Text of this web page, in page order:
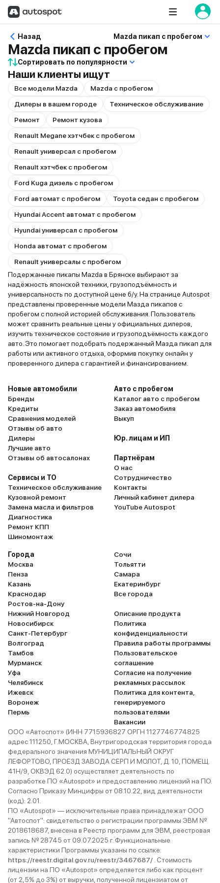
Назад Mazda пикап с пробегом
Mazda пикап с пробегом
Сортировать по популярности
Наши клиенты ищут
Все модели Mazda
Mazda с пробегом
Дилеры в вашем городе
Техническое обслуживание
Ремонт
Ремонт кузова
Renault Megane хэтчбек с пробегом
Renault универсал с пробегом
Renault хэтчбек с пробегом
Ford Kuga дизель с пробегом
Ford автомат с пробегом
Toyota седан с пробегом
Hyundai Accent автомат с пробегом
Hyundai универсал с пробегом
Honda автомат с пробегом
Renault универсалы с пробегом
Подержанные пикапы Mazda в Брянске выбирают за
надёжность японской техники, грузоподъёмность и
универсальность по доступной цене б/у. На странице Autospot
представлены проверенные модели Мазда пикапов с
пробегом с полной историей обслуживания. Пользователь
может сравнить реальные цены у официальных дилеров,
изучить техническое состояние и грузоподъёмность каждого
авто. Это помогает подобрать подержанный Мазда пикап для
работы или активного отдыха, оформив покупку онлайн у
проверенного дилера с гарантией и финансированием.
Новые автомобили
Бренды
Кредиты
Сравнения моделей
Отзывы об авто
Дилеры
Лучшие авто
Отзывы об автосалонах
Сервисы и ТО
Техническое обслуживание
Кузовной ремонт
Замена масла и фильтров
Диагностика
Ремонт КПП
Шиномонтаж
Авто с пробегом
Каталог авто с пробегом
Заказ автомобиля
Выкуп
Юр. лицам и ИП
Партнёрам
О нас
Сотрудничество
Контакты
Личный кабинет дилера
YouTube Autospot
Города
Москва
Пенза
Казань
Краснодар
Ростов-на-Дону
Нижний Новгород
Новосибирск
Санкт-Петербург
Волгоград
Тамбов
Мурманск
Уфа
Челябинск
Ижевск
Воронеж
Пермь
Сочи
Тольятти
Самара
Екатеринбург
Все города
Описание продукта
Политика
конфиденциальности
Правила работы программы
Пользовательское
соглашение
Согласие на получение
рекламных рассылок
Политика для контента,
генерируемого
пользователями
Вакансии
ООО «Автоспот» (ИНН 7715936827 ОРГН 1127746774825
адрес 111250, Г.МОСКВА, Внутригородская территория города
федерального значения МУНИЦИПАЛЬНЫЙ ОКРУГ
ЛЕФОРТОВО, ПРОЕЗД ЗАВОДА СЕРП И МОЛОТ, Д. 10, ПОМЕЩ.
41Н/9, ОКВЭД 62.0) осуществляет деятельность по
разработке ПО «Autospot» и предоставлению лицензий на ПО.
Согласно Приказу Минцифры от 08.10.22, вид деятельности
(код): 2.01.
ПО «Autospot» — исключительные права принадлежат ООО
"Автоспот": свидетельство о регистрации программы ЭВМ №
2018618687, внесена в Реестр программ для ЭВМ, реестровая
запись № 28745 от 09.07.2025 г. Функциональные
характеристики Программы указаны по ссылке:
https://reestr.digital.gov.ru/reestr/3467687/ . Стоимость
лицензии на ПО «Autospot» определяется либо как процент
(от 2,5% до 3%) от выручки, полученной лицензиатом от